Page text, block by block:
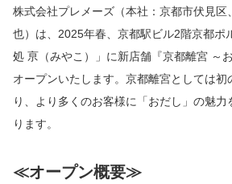
株式会社プレメーズ（本社：京都市伏見区
也）は、2025年春、京都駅ビル2階京都ポ
処 亰（みやこ）」に新店舗『京都離宮 ～
オープンいたします。京都離宮としては初
り、より多くのお客様に「おだし」の魅
ります。
≪オープン概要≫